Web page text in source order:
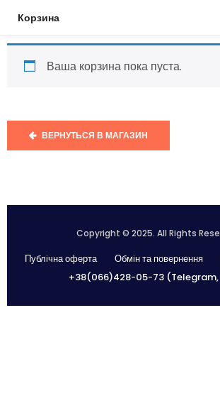
Корзина
Ваша корзина пока пуста.
ВЕРНУТЬСЯ В МАГАЗИН
Copyright © 2025. All Rights
Публічна оферта Обмін та повернення
+38(066)428-05-73 (Telegram,